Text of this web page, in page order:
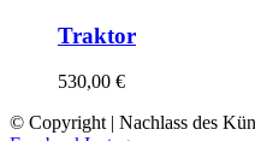
Traktor
530,00 €
© Copyright | Nachlass des